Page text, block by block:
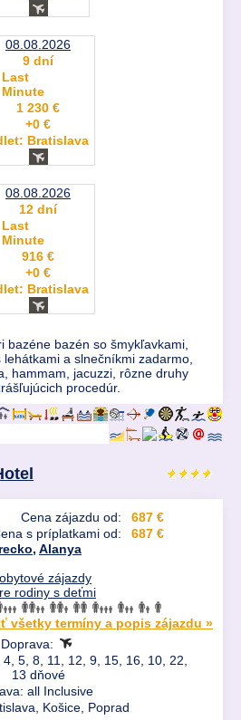
08.08.2026
9 dní
Last
Minute
1 230 €
+0 €
Bratislava
08.08.2026
12 dní
Last
Minute
916 €
+0 €
Bratislava
bazéne bazén so šmykľavkami,
a slnečníkmi zadarmo,
hammam, jacuzzi, rôzne druhy
procedúr.
Cena zájazdu od:
687 €
s príplatkami od:
687 €
, Alanya
zájazdy
rodiny s deťmi
všetky termíny a popis zájazdu »
Doprava:
5, 8, 11, 12, 9, 15, 16, 10, 22,
13 dňové
all Inclusive
Košice, Poprad